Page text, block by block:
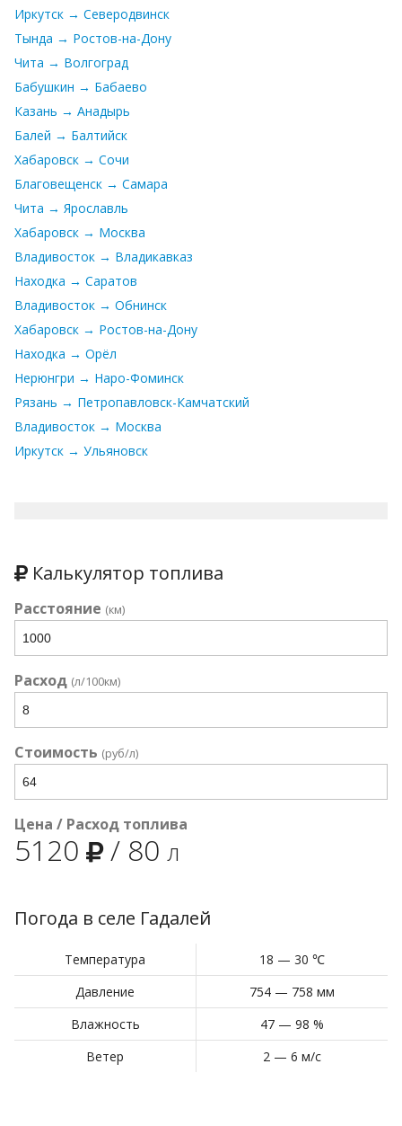
Иркутск → Северодвинск
Тында → Ростов-на-Дону
Чита → Волгоград
Бабушкин → Бабаево
Казань → Анадырь
Балей → Балтийск
Хабаровск → Сочи
Благовещенск → Самара
Чита → Ярославль
Хабаровск → Москва
Владивосток → Владикавказ
Находка → Саратов
Владивосток → Обнинск
Хабаровск → Ростов-на-Дону
Находка → Орёл
Нерюнгри → Наро-Фоминск
Рязань → Петропавловск-Камчатский
Владивосток → Москва
Иркутск → Ульяновск
Калькулятор топлива
Расстояние (км)
Расход (л/100км)
Стоимость (руб/л)
Цена / Расход топлива
5120 / 80 л
Погода в селе Гадалей
Температура
18 — 30 ℃
Давление
754 — 758 мм
Влажность
47 — 98 %
Ветер
2 — 6 м/с